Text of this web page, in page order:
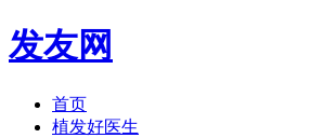
发友网
首页
植发好医生